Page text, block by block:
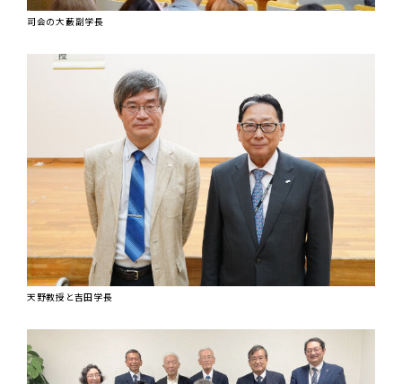
司会の大藪副学長
天野教授と吉田学長